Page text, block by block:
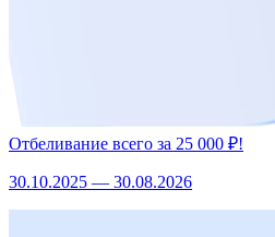
Отбеливание всего за 25 000 ₽!
30.10.2025 — 30.08.2026